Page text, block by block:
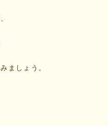
ましょう。